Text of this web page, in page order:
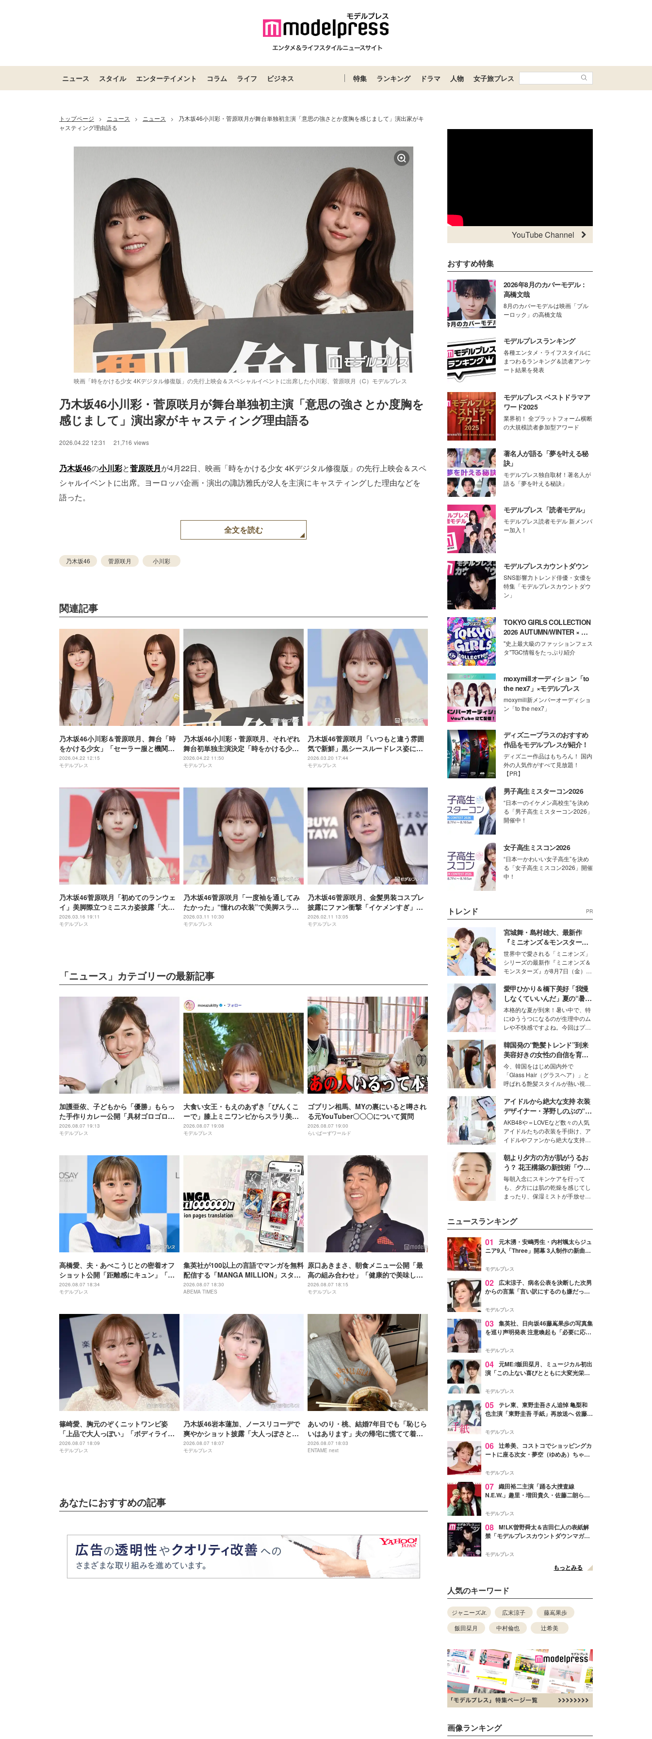
ニュース スタイル エンターテイメント コラム ライフ ビジネス 特集 ランキング ドラマ 人物 女子旅プレス
トップページ > ニュース > ニュース >
乃木坂46小川彩・菅原咲月が舞台単独初主演「意思の強さとか度胸を感じまして」演出家がキ
ャスティング理由語る
映画「時をかける少女 4Kデジタル修復版」の先行上映会＆スペシャルイベントに出席した小川彩、菅原咲月（C）モデルプレス
Unmute / Loaded:
87.03%
乃木坂46小川彩・菅原咲月が舞台単独初主演「意思の強さとか度胸を
感じまして」演出家がキャスティング理由語る
2026.04.22 12:31 21,716 views
乃木坂46の小川彩と菅原咲月が4月22日、映画「時をかける少女 4Kデジタル修復版」の先行上映会＆スペ
シャルイベントに出席。ヨーロッパ企画・演出の諏訪雅氏が2人を主演にキャスティングした理由などを
語った。
全文を読む
乃木坂46 菅原咲月 小川彩
関連記事
乃木坂46小川彩＆菅原咲月、舞台「時
をかける少女」「セーラー服と機関
銃」それぞれ主人公に抜擢 喜びのコメ
ント公開
2026.04.22 12:15
モデルプレス
乃木坂46小川彩・菅原咲月、それぞれ
舞台初単独主演決定「時をかける少
女」「セーラー服と機関銃」で主人公
に抜擢・心境語る
2026.04.22 11:50
モデルプレス
乃木坂46菅原咲月「いつもと違う雰囲
気で新鮮」黒シースルードレス姿に絶
賛の声「圧倒的なオーラ」「スタイル
抜群」
2026.03.20 17:44
モデルプレス
乃木坂46菅原咲月「初めてのランウェ
イ」美脚際立つミニスカ姿披露「大人
っぽい」「雰囲気違ってドキッとしち
ゃう」とファン絶賛
2026.03.16 19:11
モデルプレス
乃木坂46菅原咲月「一度袖を通してみ
たかった」“憧れの衣装”で美脚スラリ
「受け継がれていくのエモい」「神ス
タイル」と反響
2026.03.11 10:30
モデルプレス
乃木坂46菅原咲月、金髪男装コスプレ
披露にファン衝撃「イケメンすぎ」
「これは惚れてしまうでしょ」
2026.02.11 13:05
モデルプレス
「ニュース」カテゴリーの最新記事
加護亜依、子どもから「優勝」もらっ
た手作りカレー公開「具材ゴロゴロで
美味しそう」「母の愛が隠し味」と反
響
2026.08.07 19:13
モデルプレス
大食い女王・もえのあずき「ぴんくこ
ーで」膝上ミニワンピからスラリ美脚
「スタイル良くて脚が綺麗」「お人形
さんみたい」
2026.08.07 19:08
モデルプレス
ゴブリン相馬、MYの裏にいると噂され
る元YouTuber〇〇〇について質問
2026.08.07 19:00
らいばーずワールド
高橋愛、夫・あべこうじとの密着オフ
ショット公開「距離感にキュン」「素
敵な夫婦」
2026.08.07 18:34
モデルプレス
集英社が100以上の言語でマンガを無料
配信する「MANGA MILLION」スター
ト！国内からは『ONE PIECE』など閲
覧可能
2026.08.07 18:30
ABEMA TIMES
原口あきまさ、朝食メニュー公開「最
高の組み合わせ」「健康的で美味しそ
う」の声
2026.08.07 18:15
モデルプレス
篠崎愛、胸元のぞくニットワンピ姿
「上品で大人っぽい」「ボディライン
憧れる」
2026.08.07 18:09
モデルプレス
乃木坂46岩本蓮加、ノースリコーデで
爽やかショット披露「大人っぽさと可
愛さが完璧に共存してる」「眩しい」
2026.08.07 18:07
モデルプレス
あいのり・桃、結婚7年目でも「恥じら
いはあります」夫の帰宅に慌てて着替
え
2026.08.07 18:03
ENTAME next
あなたにおすすめの記事
YouTube Channel
おすすめ特集
2026年8月のカバーモデル：
高橋文哉
8月のカバーモデルは映画「ブル
ーロック」の高橋文哉
モデルプレスランキング
各種エンタメ・ライフスタイルに
まつわるランキング＆読者アンケ
ート結果を発表
モデルプレス ベストドラマア
ワード2025
業界初！ 全プラットフォーム横断
の大規模読者参加型アワード
著名人が語る「夢を叶える秘
訣」
モデルプレス独自取材！著名人が
語る「夢を叶える秘訣」
モデルプレス「読者モデル」
モデルプレス読者モデル 新メンバ
ー加入！
モデルプレスカウントダウン
SNS影響力トレンド俳優・女優を
特集「モデルプレスカウントダウ
ン」
TOKYO GIRLS COLLECTION
2026 AUTUMN/WINTER × モ
デルプレス
"史上最大級のファッションフェス
タ"TGC情報をたっぷり紹介
moxymillオーディション「to
the nex7」×モデルプレス
moxymill新メンバーオーディショ
ン「to the nex7」
ディズニープラスのおすすめ
作品をモデルプレスが紹介！
ディズニー作品はもちろん！ 国内
外の人気作がすべて見放題！
【PR】
男子高生ミスターコン2026
“日本一のイケメン高校生”を決め
る「男子高生ミスターコン2026」
開催中！
女子高生ミスコン2026
“日本一かわいい女子高生”を決め
る「女子高生ミスコン2026」開催
中！
トレンド PR
宮城舞・島村雄大、最新作
『ミニオンズ＆モンスター
ズ』の魅力熱弁 ハチャメチャ
だけじゃない“友情と絆”に感
動
世界中で愛される「ミニオンズ」
シリーズの最新作『ミニオンズ＆
モンスターズ』が8月7日（金）に
ニオン好き”という共通点を持つモ
デルの宮城舞と島村雄大の特別対
談をお届け！それぞれの視点か
ら、今作ならではの魅力や予想外
の感動をもたらす奥深いストーリ
ーについて熱く語り合ってもらっ
た。
愛甲ひかり＆橋下美好「我慢
しなくていいんだ」夏の“暑さ
対策”の新しい選択肢とは？
本格的な夏が到来！暑い中で、特
にゆううつになるのが生理中のム
レや不快感ですよね。今回はプラ
モデル・愛甲ひかりさんと橋下美
好さんを迎えて本音で女子会トー
ク。猛暑のお出かけを快適に過ご
すヒントや、2人が感動した夏の
生理の新常識にも迫りました。
韓国発の“艶髪トレンド”到来
美容好きの女性の自信を育む
「ヘアケア事情」って？
今、韓国をはじめ国内外で
「Glass Hair（グラスヘア）」と
呼ばれる艶髪スタイルが熱い視線
ションの完成度を高めるベースと
して、“髪そのものの美しさ”に改
めて注目する人が増えている様
子。今回は、そんな憧れの艶やか
な髪を日常で叶える、美容好きの
女性たちのヘアケア事情を紹介し
ます。
アイドルから絶大な支持 衣装
デザイナー・茅野しのぶの“可
愛い”を作る美学＜「シチズン
クロスシー」インタビュー＞
AKB48や＝LOVEなど数々の人気
アイドルたちの衣装を手掛け、ア
イドルやファンから絶大な支持を
取締役兼クリエイティブディレク
ター・茅野しのぶ。一人ひとりの
個性に寄り添い、魅力を引き出す
衣装作りは、多くの女性たちに勇
気と自信を与え続けている。
朝より夕方の方が肌がうるお
う？ 花王構築の新技術「ウォ
ーターキャプチャリングスキ
ン（捕水肌）」がスキンケア
の常識を変える予感
毎朝入念にスキンケアを行って
も、夕方には肌の乾燥を感じてし
まったり、保湿ミストが手放せな
性を秘めた、革新的な「Water
Capturing Skin（ウォーターキャ
プチャリングスキン：捕水肌）」
技術を、花王が構築した。
ニュースランキング
01
元木湧・安嶋秀生・内村颯太らジュ
ニア9人「Three」開幕 3人制作の新曲＆
進んで夢を掴みたい」【ゲネプロレポ】
モデルプレス
02
広末涼子、病名公表を決断した次男
からの言葉「言い訳にするのも嫌だっ
モデルプレス
03 集英社、日向坂46藤嶌果歩の写真集
を巡り声明発表 注意喚起も「必要に応じ
モデルプレス
04 元ME:I飯田栞月、ミュージカル初出
演「この上ない喜びとともに大変光栄」
ャスト発表
モデルプレス
05 テレ東、東野圭吾さん追悼 亀梨和
也主演「東野圭吾 手紙」再放送へ 佐藤隆
モデルプレス
06 辻希美、コストコでショッピングカ
ートに座る次女・夢空（ゆめあ）ちゃん
ぎ」「成長を感じる」の声
モデルプレス
07 織田裕二主演「踊る大捜査線
N.E.W.」趣里・増田貴久・佐藤二朗ら新
徴する“謎のキーワード”も
モデルプレス
08 M!LK曽野舜太＆吉田仁人の表紙解
禁「モデルプレスカウントダウンマガジ
モデルプレス
もっとみる
人気のキーワード
ジャニーズJr. 広末涼子
藤嶌果歩
飯田栞月
中村倫也 辻希美
画像ランキング